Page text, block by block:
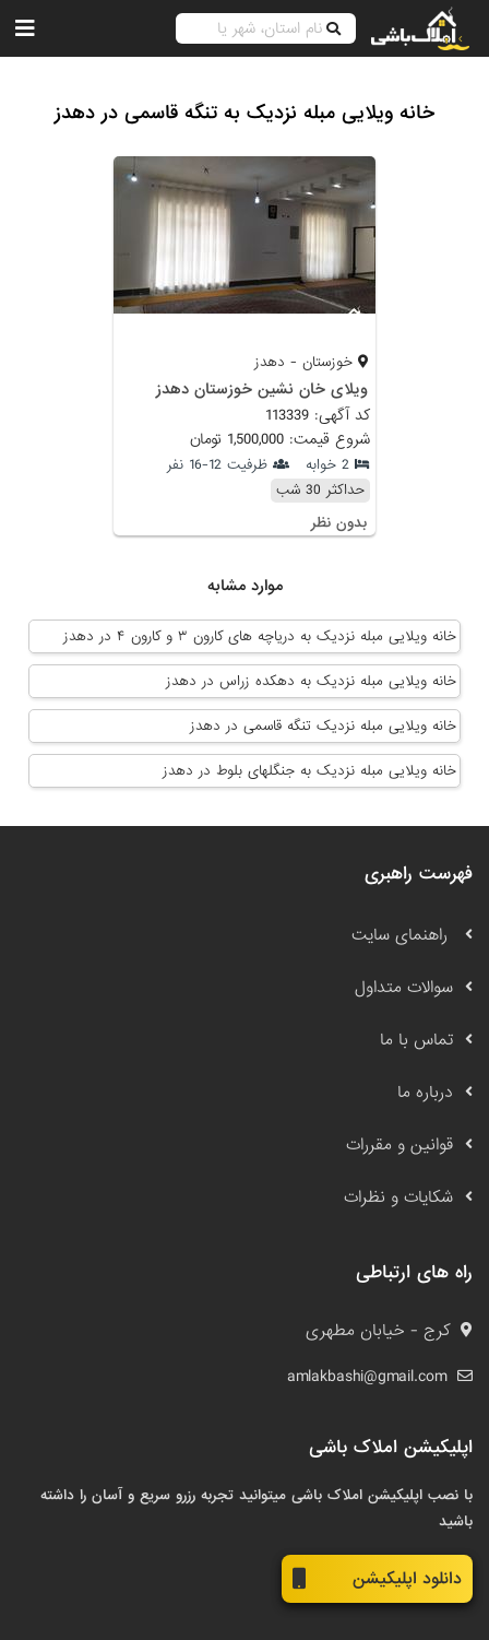
خانه ویلایی مبله نزدیک به تنگه قاسمی در دهدز
خوزستان - دهدز
ویلای خان نشین خوزستان دهدز
کد آگهی: 113339
شروع قیمت: 1,500,000 تومان
2 خوابه
ظرفیت 12-16 نفر
حداکثر 30 شب
بدون نظر
موارد مشابه
خانه ویلایی مبله نزدیک به دریاچه های کارون ۳ و کارون ۴ در دهدز
خانه ویلایی مبله نزدیک به دهکده زراس در دهدز
خانه ویلایی مبله نزدیک تنگه قاسمی در دهدز
خانه ویلایی مبله نزدیک به جنگلهای بلوط در دهدز
فهرست راهبری
راهنمای سایت
سوالات متداول
تماس با ما
درباره ما
قوانین و مقررات
شکایات و نظرات
راه های ارتباطی
کرج - خیابان مطهری
amlakbashi@gmail.com
اپلیکیشن املاک باشی
با نصب اپلیکیشن املاک باشی میتوانید تجربه رزرو سریع و آسان را داشته
باشید
دانلود اپلیکیشن